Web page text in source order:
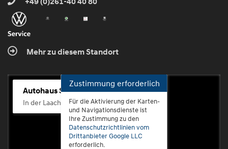
Mehr zu diesem Standort
Autohaus Scherhag
In der Laach 76, 56072 Koblenz-Güls
Zustimmung erforderlich
Für die Aktivierung der Karten-
und Navigationsdienste ist
Ihre Zustimmung zu den
Datenschutzrichtlinien vom
Drittanbieter Google LLC
erforderlich.